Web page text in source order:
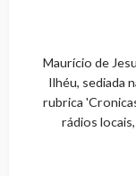
Maurício de
Ilhéu, sediada
rubrica
rádios